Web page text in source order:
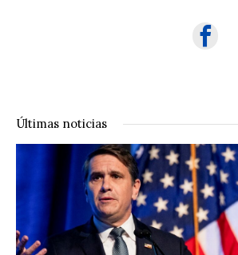
Últimas noticias